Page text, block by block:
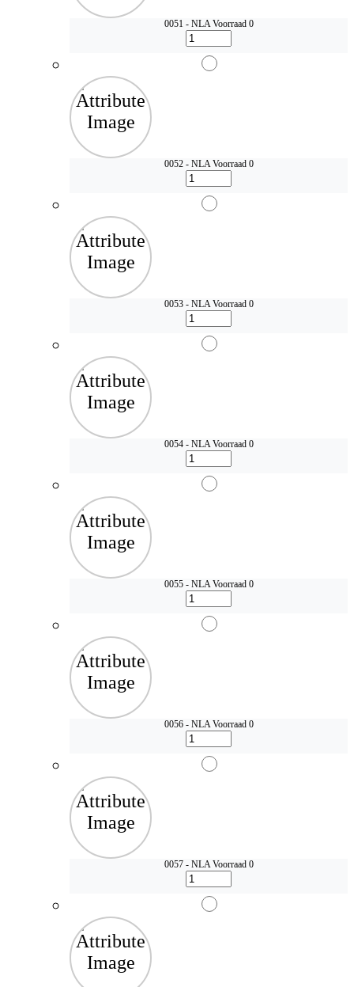
0051 - NLAVoorraad 0
0052 - NLAVoorraad 0
0053 - NLAVoorraad 0
0054 - NLAVoorraad 0
0055 - NLAVoorraad 0
0056 - NLAVoorraad 0
0057 - NLAVoorraad 0